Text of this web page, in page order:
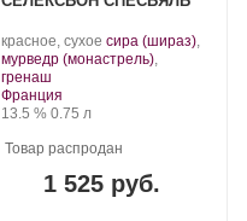
красное, сухое .
Сорт
сира (шираз),
мурведр (монастрель),
гренаш.
Регион:
Франция
Крепость
13.5 %. Объем
0.75 л
1 525 руб.
Товар распродан